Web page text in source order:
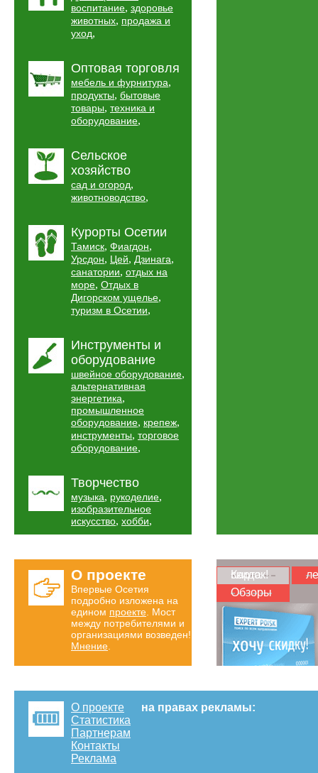
воспитание, здоровье
животных, продажа и
уход,
Оптовая торговля
мебель и фурнитура,
продукты, бытовые
товары, техника и
оборудование,
Сельское
хозяйство
сад и огород,
животноводство,
Курорты Осетии
Тамиск, Фиагдон,
Урсдон, Цей, Дзинага,
санатории, отдых на
море, Отдых в
Дигорском ущелье,
туризм в Осетии,
Инструменты и
оборудование
швейное оборудование,
альтернативная
энергетика,
промышленное
оборудование, крепеж,
инструменты, торговое
оборудование,
Творчество
музыка, рукоделие,
изобразительное
искусство, хобби,
О проекте
Впервые Осетия
подробно изложена на
едином проекте . Мост
между потребителями и
организациями возведен!
Мнение
Карта скидок!
Обзоры
О проекте
Статистика
Партнерам
Контакты
Реклама
на правах рекламы: